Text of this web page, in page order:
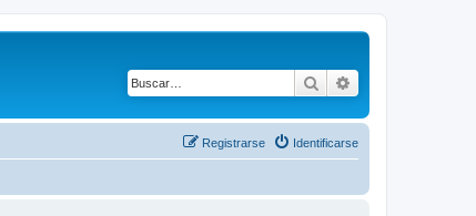
Buscar
Identificarse
Registrarse